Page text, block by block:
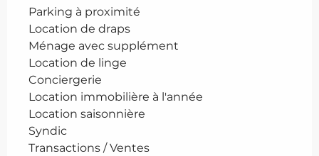
Parking à proximité
Location de draps
Ménage avec supplément
Location de linge
Conciergerie
Location immobilière à l'année
Location saisonnière
Syndic
Transactions / Ventes